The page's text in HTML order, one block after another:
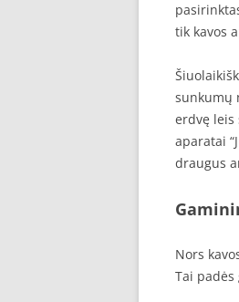
tik kavos
sunkumų
erdvę leis
aparatai
draugus
Nors
Tai